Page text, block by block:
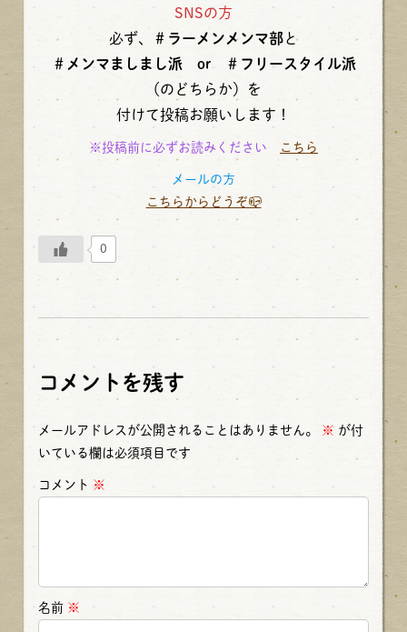
SNSの方
必ず、
＃ラーメンメンマ部と
＃メンマましまし派 or ＃フリースタイル派
（のどちらか）を
付けて投稿お願いします！
※投稿前に必ずお読みください こちら
メールの方
こちらからどうぞ📪
0
コメントを残す
メールアドレスが公開されることはありません。 ※ が付
いている欄は必須項目です
コメント ※
名前 ※